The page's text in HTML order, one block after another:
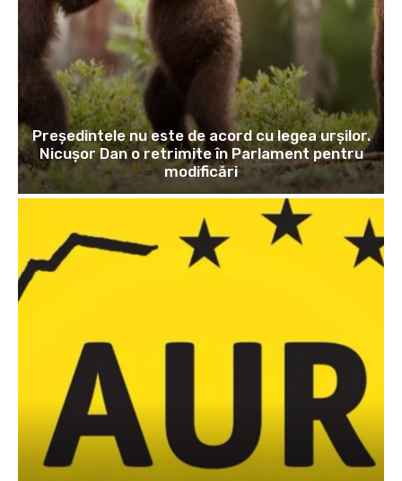
Președintele nu este de acord cu legea urșilor.
Nicușor Dan o retrimite în Parlament pentru
modificări